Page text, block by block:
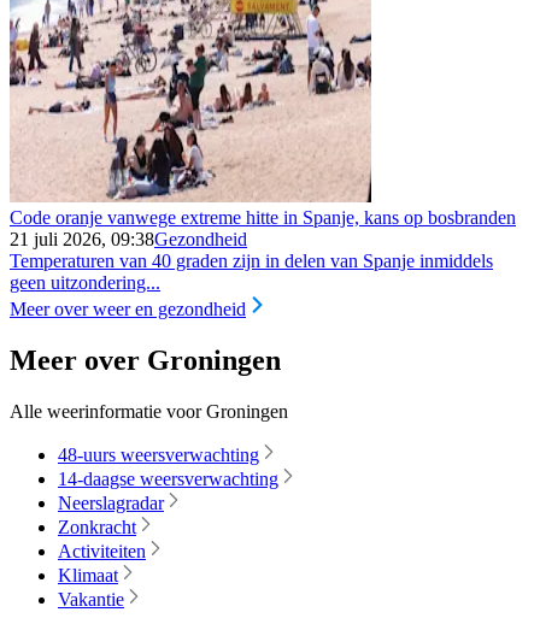
Code oranje vanwege extreme hitte in Spanje, kans op bosbranden
21 juli 2026, 09:38Gezondheid
Temperaturen van 40 graden zijn in delen van Spanje inmiddels
geen uitzondering...
Meer over weer en gezondheid
Meer over Groningen
Alle weerinformatie voor Groningen
48-uurs weersverwachting
14-daagse weersverwachting
Neerslagradar
Zonkracht
Activiteiten
Klimaat
Vakantie